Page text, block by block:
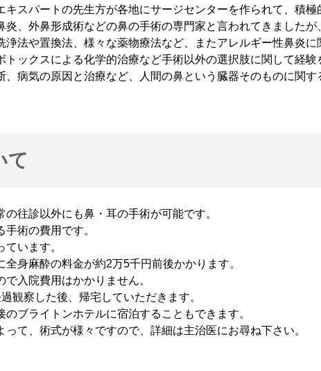
キスパートの先生方が各地にサージセンターを作られて、積
炎、外鼻形成術などの鼻の手術の専門家と言われてきました
浄法や置換法、様々な薬物療法など、またアレルギー性鼻炎
トックスによる化学的治療など手術以外の選択肢に関して経験
、病気の原因と治療など、人間の鼻という臓器そのものに関す
て
の往診以外にも鼻・耳の手術が可能です。
手術の費用です。
ています。
全身麻酔の料金が約2万5千円前後かかります。
で入院費用はかかりません。
観察した後、帰宅していただきます。
のブライトンホテルに宿泊することもできます。
って、術式が様々ですので、詳細は主治医にお尋ね下さい。